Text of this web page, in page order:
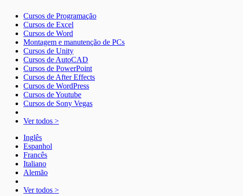
Cursos de Programação
Cursos de Excel
Cursos de Word
Montagem e manutenção de PCs
Cursos de Unity
Cursos de AutoCAD
Cursos de PowerPoint
Cursos de After Effects
Cursos de WordPress
Cursos de Youtube
Cursos de Sony Vegas
Ver todos >
Inglês
Espanhol
Francês
Italiano
Alemão
Ver todos >